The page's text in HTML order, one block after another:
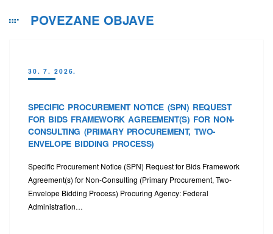
POVEZANE OBJAVE
30. 7. 2026.
SPECIFIC PROCUREMENT NOTICE (SPN) REQUEST
FOR BIDS FRAMEWORK AGREEMENT(S) FOR NON-
CONSULTING (PRIMARY PROCUREMENT, TWO-
ENVELOPE BIDDING PROCESS)
Specific Procurement Notice (SPN) Request for Bids Framework
Agreement(s) for Non-Consulting (Primary Procurement, Two-
Envelope Bidding Process) Procuring Agency: Federal
Administration…